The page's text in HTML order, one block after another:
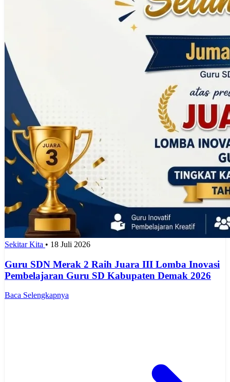
Sekitar Kita • 18 Juli 2026
Guru SDN Merak 2 Raih Juara III Lomba Inovasi
Pembelajaran Guru SD Kabupaten Demak 2026
Baca Selengkapnya